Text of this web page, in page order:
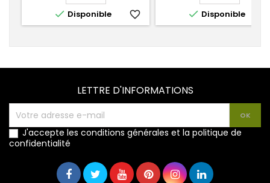
 Disponible favorite_border  Disponible
LETTRE D'INFORMATIONS
J'accepte les conditions générales et la politique de
confidentialité